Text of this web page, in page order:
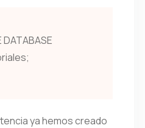
DATABASE
ya hemos creado